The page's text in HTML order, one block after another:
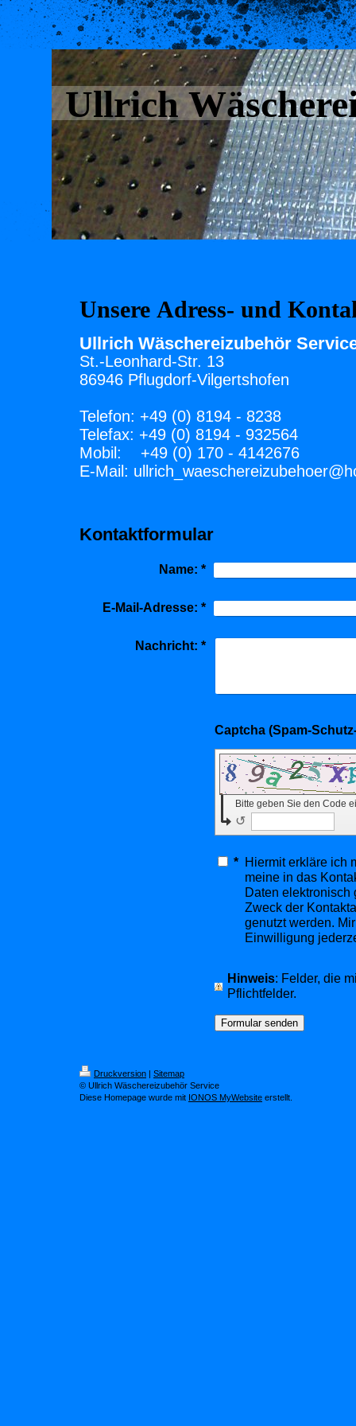
Ullrich
Unsere Adress- und
Ullrich Wäschereizubehör
St.-Leonhard-Str. 13
86946 Pflugdorf-Vilgertshofen
Telefon: +49 (0) 8194 - 8238
Telefax: +49 (0) 8194 - 932564
Mobil: +49 (0) 170 - 4142676
E-Mail:
Kontaktformular
Name: *
E-Mail-Adresse: *
Nachricht: *
Bitte geben Sie den Code
↺
* Hiermit erkläre ich
meine in das
Daten elektronisch
Zweck der
genutzt werden.
Einwilligung
Hinweis : Felder, die
Pflichtfelder.
Druckversion | Sitemap
© Ullrich Wäschereizubehör Service
Diese Homepage wurde mit IONOS MyWebsite erstellt.